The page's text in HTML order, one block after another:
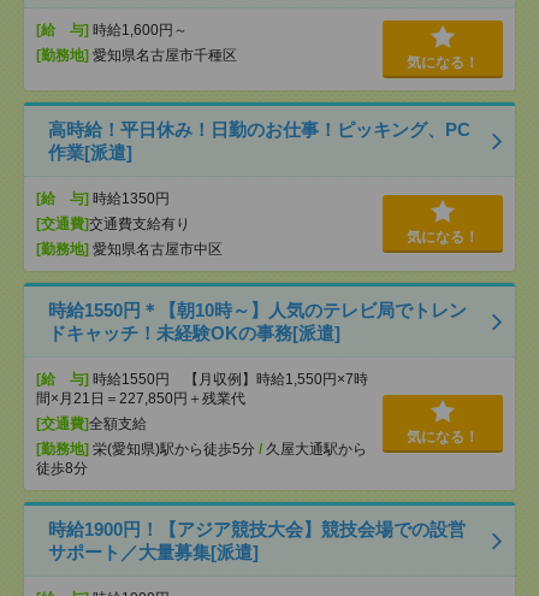
[給 与] 時給1,600円～
[勤務地] 愛知県名古屋市千種区 気になる！
高時給！平日休み！日勤のお仕事！ピッキング、PC
作業[派遣]
[給 与] 時給1350円
[交通費]交通費支給有り
[勤務地] 愛知県名古屋市中区
気になる！
時給1550円＊【朝10時～】人気のテレビ局でトレン
ドキャッチ！未経験OKの事務[派遣]
[給 与] 時給1550円 【月収例】時給1,550円×7時
間×月21日＝227,850円＋残業代
[交通費]全額支給
[勤務地] 栄(愛知県)駅から徒歩5分 / 久屋大通駅から
徒歩8分
気になる！
時給1900円！【アジア競技大会】競技会場での設営
サポート／大量募集[派遣]